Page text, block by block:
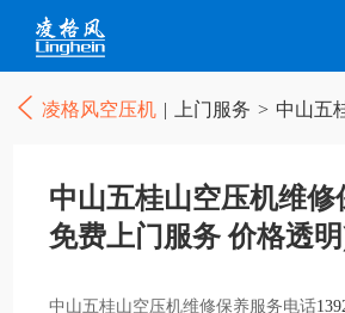
凌格风空压机 | 上门服务 > 中山五
中山五桂山空压机维修
免费上门服务 价格透
中山五桂山空压机维修保养服务电话